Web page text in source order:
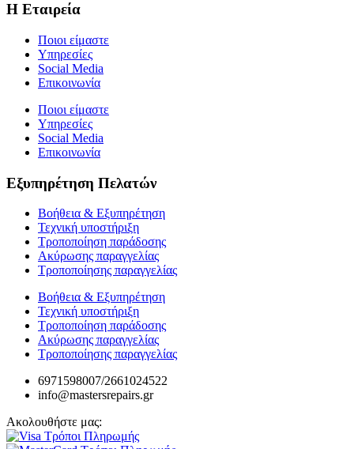
Η Εταιρεία
Ποιοι είμαστε
Υπηρεσίες
Social Media
Επικοινωνία
Ποιοι είμαστε
Υπηρεσίες
Social Media
Επικοινωνία
Εξυπηρέτηση Πελατών
Βοήθεια & Εξυπηρέτηση
Τεχνική υποστήριξη
Τροποποίηση παράδοσης
Ακύρωσης παραγγελίας
Τροποποίησης παραγγελίας
Βοήθεια & Εξυπηρέτηση
Τεχνική υποστήριξη
Τροποποίηση παράδοσης
Ακύρωσης παραγγελίας
Τροποποίησης παραγγελίας
6971598007/2661024522
info@mastersrepairs.gr
Ακολουθήστε μας: